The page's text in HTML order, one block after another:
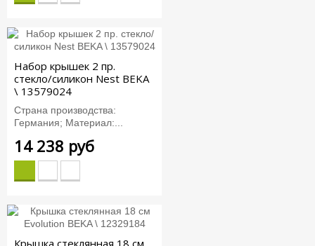
Набор крышек 2 пр.
стекло/силикон Nest BEKA
\ 13579024
Страна производства:
Германия; Материал:...
14 238 руб